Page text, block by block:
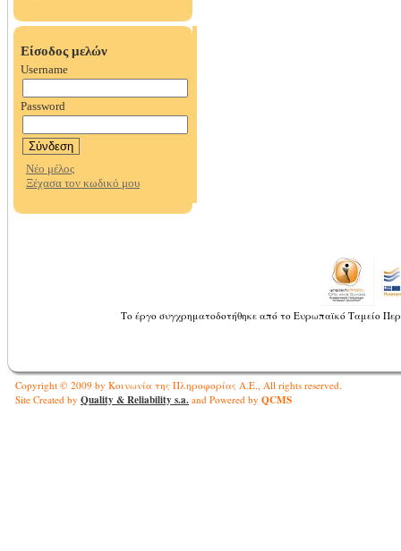
Το έργο συγχρηματοδοτήθηκε από το Ευρωπαϊκό Ταμείο
Copyright © 2009 by Κοινωνία της Πληροφορίας Α.Ε., All rights reserved.
Site Created by Quality & Reliability s.a. and Powered by QCMS